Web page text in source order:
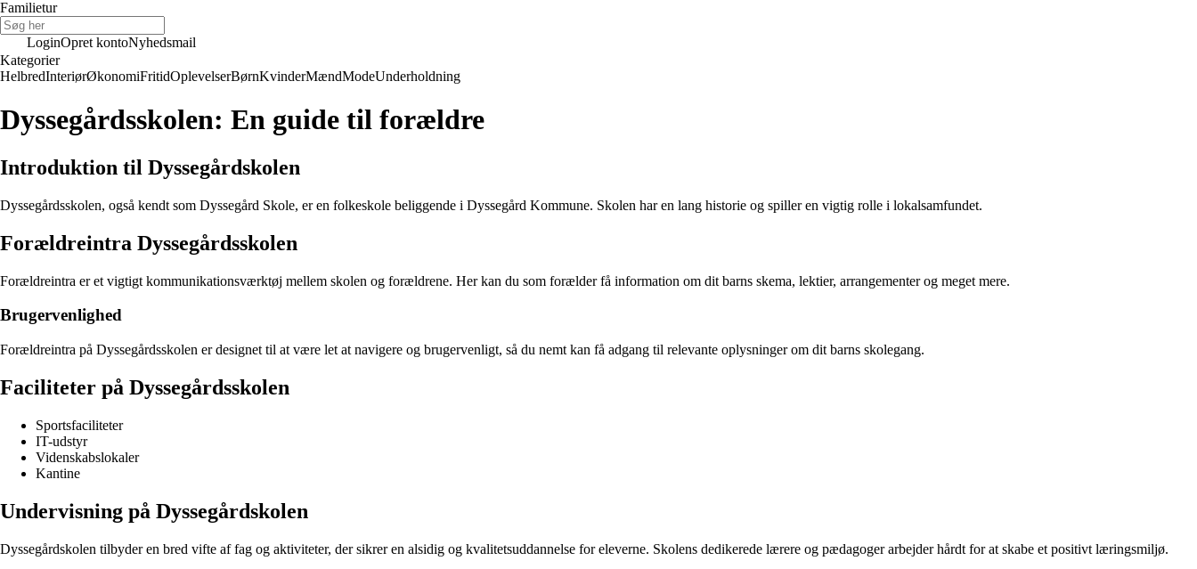
Familietur
LoginOpret kontoNyhedsmail
Kategorier
HelbredInteriørØkonomiFritidOplevelserBørnKvinderMændModeUnderholdning
Dyssegårdsskolen: En guide til forældre
Introduktion til Dyssegårdskolen
Dyssegårdsskolen, også kendt som Dyssegård Skole, er en folkeskole beliggende i Dyssegård Kommune. Skolen har en lang historie og spiller en vigtig rolle i lokalsamfundet.
Forældreintra Dyssegårdsskolen
Forældreintra er et vigtigt kommunikationsværktøj mellem skolen og forældrene. Her kan du som forælder få information om dit barns skema, lektier, arrangementer og meget mere.
Brugervenlighed
Forældreintra på Dyssegårdsskolen er designet til at være let at navigere og brugervenligt, så du nemt kan få adgang til relevante oplysninger om dit barns skolegang.
Faciliteter på Dyssegårdsskolen
Sportsfaciliteter
IT-udstyr
Videnskabslokaler
Kantine
Undervisning på Dyssegårdskolen
Dyssegårdskolen tilbyder en bred vifte af fag og aktiviteter, der sikrer en alsidig og kvalitetsuddannelse for eleverne. Skolens dedikerede lærere og pædagoger arbejder hårdt for at skabe et positivt læringsmiljø.